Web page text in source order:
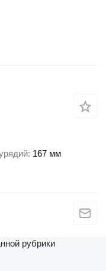
167 мм
рубрики